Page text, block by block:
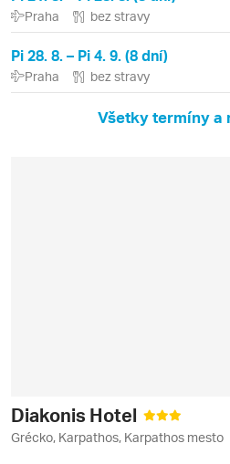
Praha bez stravy
Pi 28. 8. – Pi 4. 9. (8 dní)
Praha bez stravy
Všetky termíny a
Diakonis Hotel
Grécko, Karpathos, Karpathos mesto